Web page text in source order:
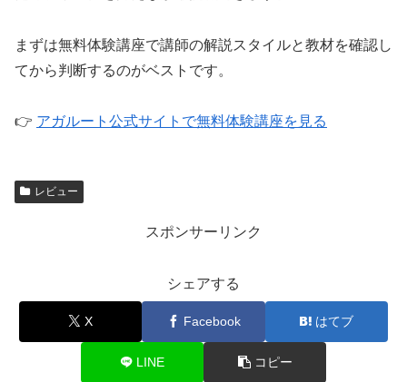
まずは無料体験講座で講師の解説スタイルと教材を確認し
てから判断するのがベストです。
👉 アガルート公式サイトで無料体験講座を見る
レビュー
スポンサーリンク
シェアする
X Facebook はてブ
LINE コピー